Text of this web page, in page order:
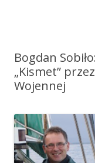
Bogdan
„Kismet”
Wojennej